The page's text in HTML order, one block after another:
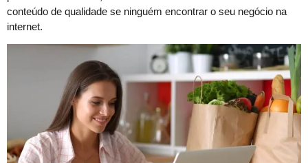
conteúdo de qualidade se ninguém encontrar o seu negócio na
internet.